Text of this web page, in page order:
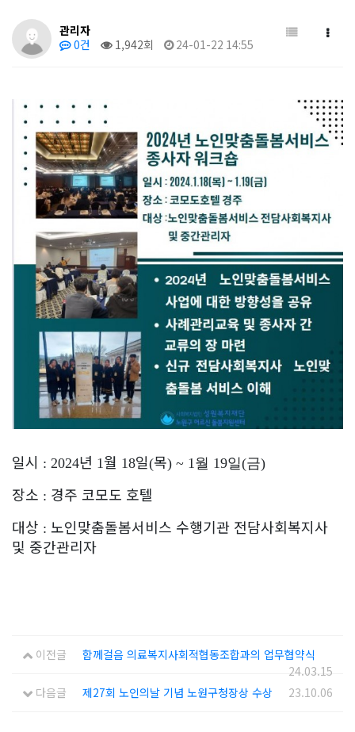
관리자
0건
1,942회 24-01-22 14:55
일시 : 2024년 1월 18일(목) ~ 1월 19일(금)
장소 : 경주 코모도 호텔
대상 : 노인맞춤돌봄서비스 수행기관 전담사회복지사
및 중간관리자
이전글
함께걸음 의료복지사회적협동조합과의 업무협약식
24.03.15
다음글
제27회 노인의날 기념 노원구청장상 수상 23.10.06